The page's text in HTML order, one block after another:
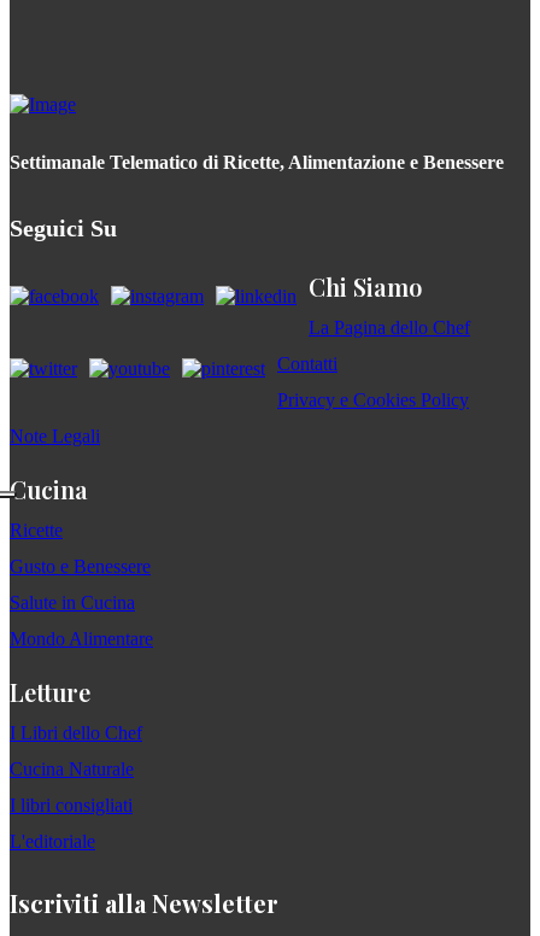
Settimanale Telematico di Ricette, Alimentazione e Benessere
Seguici Su
Chi Siamo
La Pagina dello Chef
Contatti
Privacy e Cookies Policy
Note Legali
Cucina
Ricette
Gusto e Benessere
Salute in Cucina
Mondo Alimentare
Letture
I Libri dello Chef
Cucina Naturale
I libri consigliati
L'editoriale
Iscriviti alla Newsletter